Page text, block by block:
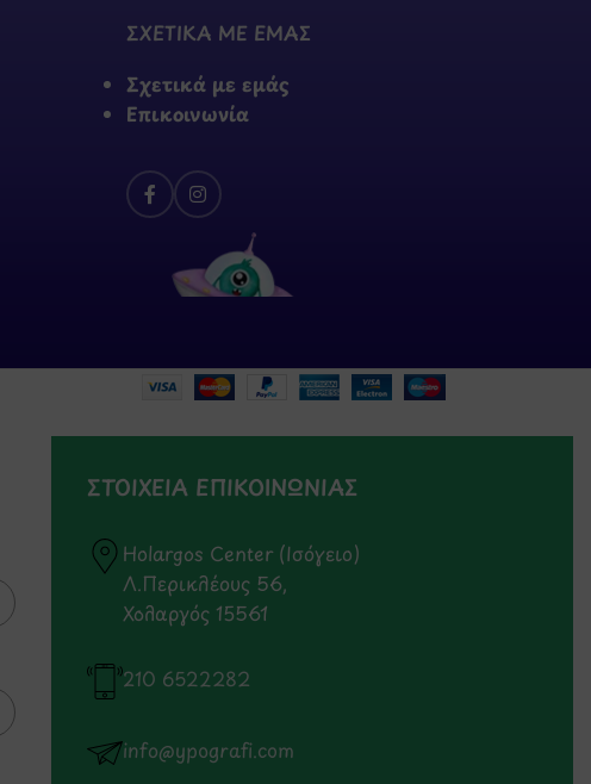
ΣΧΕΤΙΚΑ ΜΕ ΕΜΑΣ
Σχετικά με εμάς
Επικοινωνία
ΣΤΟΙΧΕΙΑ ΕΠΙΚΟΙΝΩΝΙΑΣ
Holargos Center (Ισόγειο)
Λ.Περικλέους 56,
Χολαργός 15561
210 6522282
info@ypografi.com